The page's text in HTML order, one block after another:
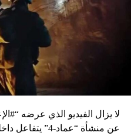
لا يزال الفيديو الذي عرضه
عن منشأة “عماد-